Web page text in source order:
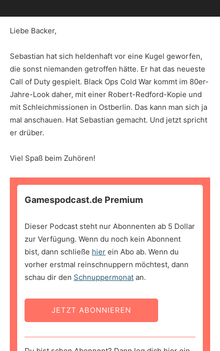
Liebe Backer,
Sebastian hat sich heldenhaft vor eine Kugel geworfen,
die sonst niemanden getroffen hätte. Er hat das neueste
Call of Duty gespielt. Black Ops Cold War kommt im 80er-
Jahre-Look daher, mit einer Robert-Redford-Kopie und
mit Schleichmissionen in Ostberlin. Das kann man sich ja
mal anschauen. Hat Sebastian gemacht. Und jetzt spricht
er drüber.
Viel Spaß beim Zuhören!
Gamespodcast.de Premium
Dieser Podcast steht nur Abonnenten ab 5 Dollar
zur Verfügung. Wenn du noch kein Abonnent
bist, dann schließe hier ein Abo ab. Wenn du
vorher erstmal reinschnuppern möchtest, dann
schau dir den Schnuppermonat an.
JETZT ABONNIEREN